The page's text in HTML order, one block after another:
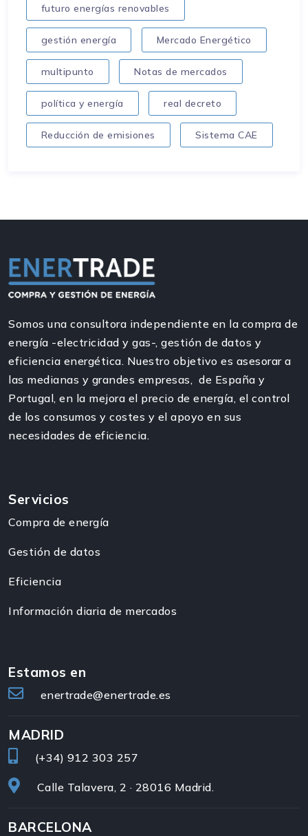
futuro energías renovables
gestión energía Mercado Energético
multipunto Notas de mercados
política y energía real decreto
Reducción de emisiones Sistema CAE
Somos una consultora independiente en la compra de
energía -electricidad y gas-, gestión de datos y
eficiencia energética. Nuestro objetivo es asesorar a
las medianas y grandes empresas, de España y
Portugal, en la mejora el precio de energía, el control
de los consumos y costes y el apoyo en sus
necesidades de eficiencia.
Servicios
Compra de energía
Gestión de datos
Eficiencia
Información diaria de mercados
Estamos en
enertrade@enertrade.es
MADRID
(+34) 912 303 257
Calle Talavera, 2 · 28016 Madrid.
BARCELONA